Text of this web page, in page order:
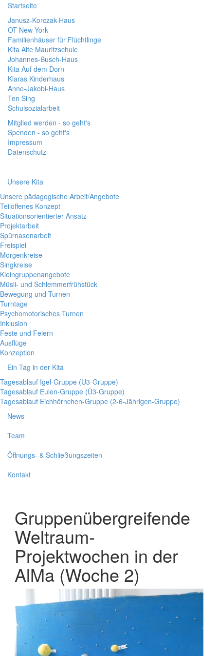
Startseite
Janusz-Korczak-Haus
OT New York
Familienhäuser für Flüchtlinge
Kita Alte Mauritzschule
Johannes-Busch-Haus
Kita Auf dem Dorn
Klaras Kinderhaus
Anne-Jakobi-Haus
Ten Sing
Schulsozialarbeit
Mitglied werden - so geht's
Spenden - so geht's
Impressum
Datenschutz
Unsere Kita
Unsere pädagogische Arbeit/Angebote
Teiloffenes Konzept
Situationsorientierter Ansatz
Projektarbeit
Spürnasenarbeit
Freispiel
Morgenkreise
Singkreise
Kleingruppenangebote
Müsli- und Schlemmerfrühstück
Bewegung und Turnen
Turntage
Psychomotorisches Turnen
Inklusion
Feste und Feiern
Ausflüge
Konzeption
Ein Tag in der Kita
Tagesablauf Igel-Gruppe (U3-Gruppe)
Tagesablauf Eulen-Gruppe (Ü3-Gruppe)
Tagesablauf Eichhörnchen-Gruppe (2-6-Jährigen-Gruppe)
News
Team
Öffnungs- & Schließungszeiten
Kontakt
Gruppenübergreifende
Weltraum-
Projektwochen in der
AlMa (Woche 2)